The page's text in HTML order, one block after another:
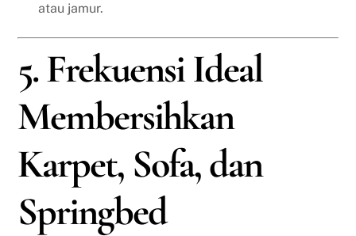
atau jamur.
5. Frekuensi Ideal
Membersihkan
Karpet, Sofa, dan
Springbed